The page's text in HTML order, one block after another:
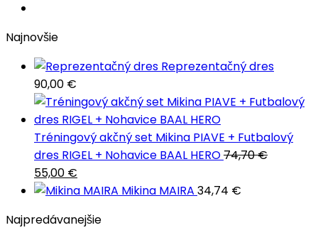
Najnovšie
Reprezentačný dres
90,00 €
Tréningový akčný set Mikina PIAVE + Futbalový
dres RIGEL + Nohavice BAAL HERO74,70€
Pôvodná
cena
74,70 €.
55,00 €
cena
55,00 €.
Mikina MAIRA 34,74 €
Najpredávanejšie